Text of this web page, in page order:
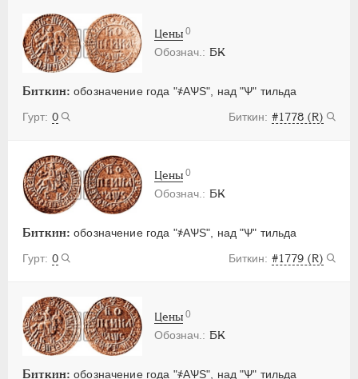
БК
Биткин: обозначение года "҂АѰS", над "Ѱ" тильда
0
#1778 (R)
Цены 0
БК
Биткин: обозначение года "҂АѰS", над "Ѱ" тильда
0
#1779 (R)
Цены 0
БК
Биткин: обозначение года "҂АѰS", над "Ѱ" тильда
Цены 0